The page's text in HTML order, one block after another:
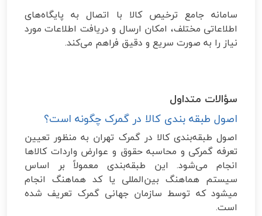
سامانه جامع ترخیص کالا با اتصال به پایگاه‌های
اطلاعاتی مختلف، امکان ارسال و دریافت اطلاعات مورد
نیاز را به صورت سریع و دقیق فراهم می‌کند.
سؤالات متداول
اصول طبقه بندی کالا در گمرک چگونه است؟
اصول طبقه‌بندی کالا در گمرک تهران به منظور تعیین
تعرفه گمرکی و محاسبه حقوق و عوارض واردات کالاها
انجام می‌شود. این طبقه‌بندی معمولاً بر اساس
سیستم هماهنگ بین‌المللی یا کد هماهنگ انجام
میشود که توسط سازمان جهانی گمرک تعریف شده
است.